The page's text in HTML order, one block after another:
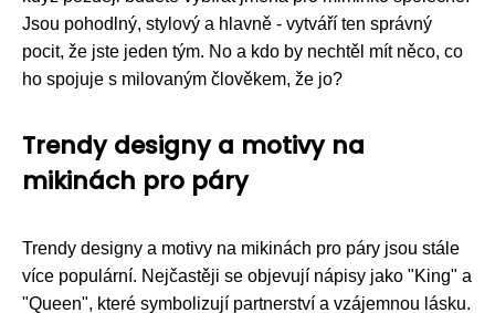
Jsou pohodlný, stylový a hlavně - vytváří ten správný
pocit, že jste jeden tým. No a kdo by nechtěl mít něco, co
ho spojuje s milovaným člověkem, že jo?
Trendy designy a motivy na
mikinách pro páry
Trendy designy a motivy na mikinách pro páry jsou stále
více populární. Nejčastěji se objevují nápisy jako "King" a
"Queen", které symbolizují partnerství a vzájemnou lásku.